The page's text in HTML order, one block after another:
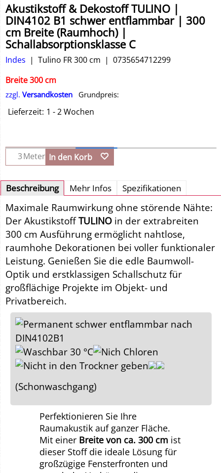
Akustikstoff & Dekostoff TULINO |
DIN4102 B1 schwer entflammbar | 300
cm Breite (Raumhoch) |
Schallabsorptionsklasse C
Indes Tulino FR 300 cm
0735654712299
Breite 300 cm
zzgl. Versandkosten Grundpreis:
Lieferzeit: 1 - 2 Wochen
Meter In den Korb
Beschreibung Mehr Infos Spezifikationen
Maximale Raumwirkung ohne störende Nähte:
Der AkustikstoffTULINO in der extrabreiten
300 cm Ausführung ermöglicht nahtlose,
raumhohe Dekorationen bei voller funktionaler
Leistung. Genießen Sie die edle Baumwoll-
Optik und erstklassigen Schallschutz für
großflächige Projekte im Objekt- und
Privatbereich.
(Schonwaschgang)
Perfektionieren Sie Ihre
Raumakustik auf ganzer Fläche.
Mit einer Breite von ca. 300 cm ist
dieser Stoff die ideale Lösung für
großzügige Fensterfronten und